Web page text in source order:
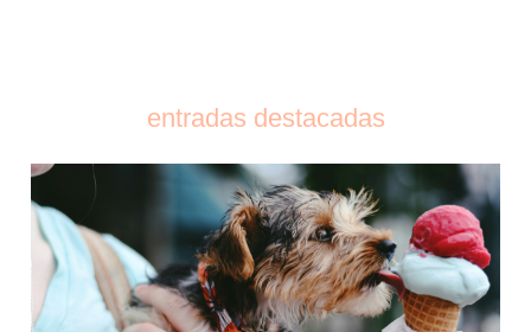
entradas destacadas